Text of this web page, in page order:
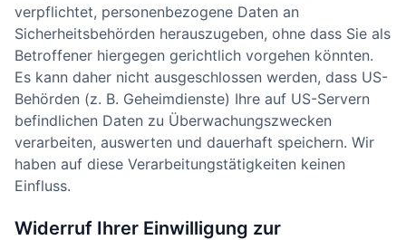
verpflichtet, personenbezogene Daten an
Sicherheitsbehörden herauszugeben, ohne dass Sie als
Betroffener hiergegen gerichtlich vorgehen könnten.
Es kann daher nicht ausgeschlossen werden, dass US-
Behörden (z. B. Geheimdienste) Ihre auf US-Servern
befindlichen Daten zu Überwachungszwecken
verarbeiten, auswerten und dauerhaft speichern. Wir
haben auf diese Verarbeitungstätigkeiten keinen
Einfluss.
Widerruf Ihrer Einwilligung zur